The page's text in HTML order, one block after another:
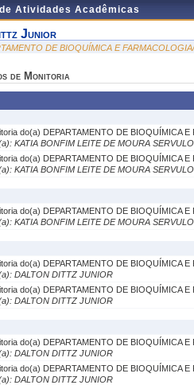
Atividades Acadêmicas
Junior
DE BIOQUÍMICA E
de Monitoria
do(a) DEPARTAMENTO DE BIOQUÍMICA
KATIA BONFIM LEITE DE MOURA SERVULO
do(a) DEPARTAMENTO DE BIOQUÍMICA
KATIA BONFIM LEITE DE MOURA SERVULO
do(a) DEPARTAMENTO DE BIOQUÍMICA
KATIA BONFIM LEITE DE MOURA SERVULO
do(a) DEPARTAMENTO DE BIOQUÍMICA
DALTON DITTZ JUNIOR
do(a) DEPARTAMENTO DE BIOQUÍMICA
DALTON DITTZ JUNIOR
do(a) DEPARTAMENTO DE BIOQUÍMICA
DALTON DITTZ JUNIOR
do(a) DEPARTAMENTO DE BIOQUÍMICA
DALTON DITTZ JUNIOR